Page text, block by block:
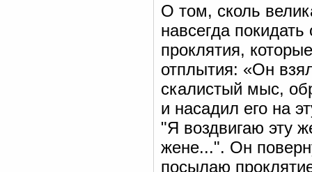
О том, сколь
навсегда
проклятия,
отплытия: «Он
скалистый мыс,
и насадил его на
"Я воздвигаю эту
жене...". Он
посылаю